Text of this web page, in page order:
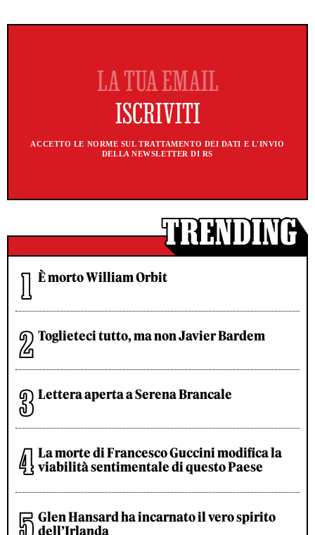
ACCETTO LE NORME SUL TRATTAMENTO DEI DATI E L'INVIO
DELLA NEWSLETTER DI RS
È morto William Orbit
Toglieteci tutto, ma non Javier Bardem
Lettera aperta a Serena Brancale
La morte di Francesco Guccini modifica la
viabilità sentimentale di questo Paese
Glen Hansard ha incarnato il vero spirito
dell’Irlanda